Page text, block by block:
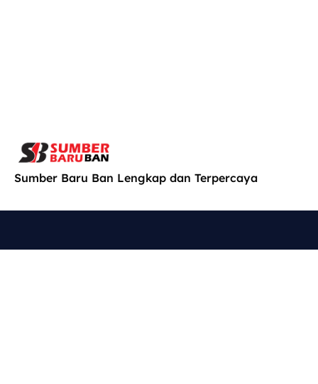
Sumber Baru Ban Lengkap dan Terpercaya